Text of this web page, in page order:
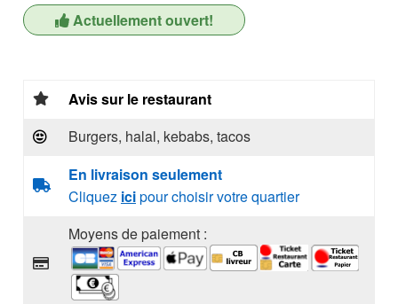
Actuellement ouvert!
Avis sur le restaurant
Burgers, halal, kebabs, tacos
En livraison seulement
Cliquez icipour choisir votre quartier
Moyens de paiement :